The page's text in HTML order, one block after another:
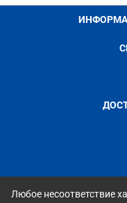
Любое несоответствие